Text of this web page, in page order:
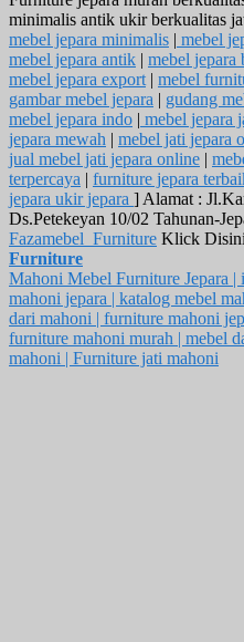
minimalis antik ukir berkualitas
mebel jepara minimalis | mebel
mebel jepara antik | mebel jepara
mebel jepara export | mebel
gambar mebel jepara | gudang
mebel jepara indo | mebel jepara
jepara mewah | mebel jati jepara
jual mebel jati jepara online |
terpercaya | furniture jepara
jepara ukir jepara ] Alamat :
Ds.Petekeyan 10/02 Tahunan-
Fazamebel_Furniture Klick
Furniture
Mahoni Mebel Furniture Jepara |
mahoni jepara | katalog mebel
dari mahoni | furniture mahoni
furniture mahoni murah | mebel
mahoni | Furniture jati mahoni